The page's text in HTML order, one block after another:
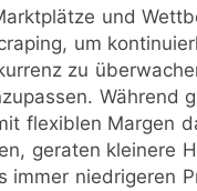
und
um
zu
Während
flexiblen Margen
geraten kleinere
immer niedrigeren